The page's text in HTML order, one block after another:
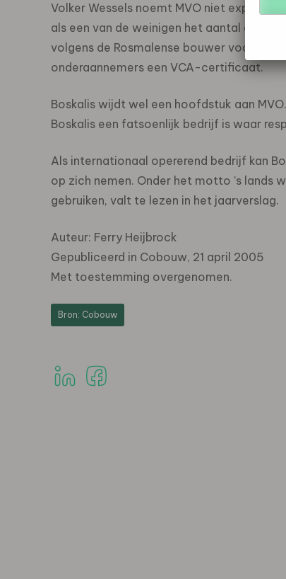
Volker Wessels noemt MVO niet
als een van de weinigen het aantal
volgens de Rosmalense bouwer vooral
onderaannemers een VCA-certificaat.
Boskalis wijdt wel een hoofdstuk aan
Boskalis een fatsoenlijk bedrijf is waar
Als internationaal opererend bedrijf kan
op zich nemen. Onder het motto ’s lands
gebruiken, valt te lezen in het jaarverslag.
Auteur: Ferry Heijbrock
Gepubliceerd in Cobouw, 21 april 2005
Met toestemming overgenomen.
Bron: Cobouw